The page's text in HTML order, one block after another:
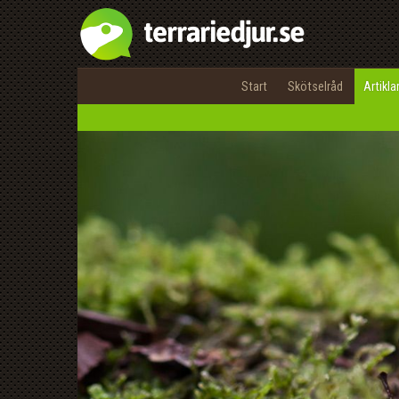
Start Skötselråd Artiklar